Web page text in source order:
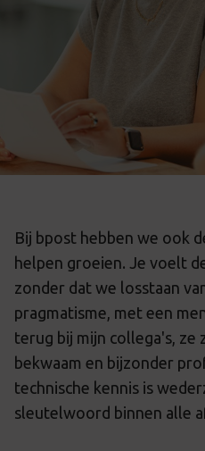
Bij bpost hebben we ook
helpen groeien. Je voelt
zonder dat we losstaan
pragmatisme, met een
terug bij mijn collega's, ze
bekwaam en bijzonder
technische kennis is
sleutelwoord binnen alle